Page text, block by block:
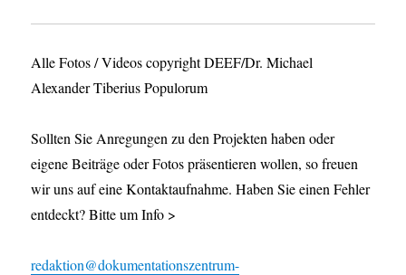
Alle Fotos / Videos copyright DEEF/Dr. Michael
Alexander Tiberius Populorum
Sollten Sie Anregungen zu den Projekten haben oder
eigene Beiträge oder Fotos präsentieren wollen, so freuen
wir uns auf eine Kontaktaufnahme. Haben Sie einen Fehler
entdeckt? Bitte um Info >
redaktion@dokumentationszentrum-